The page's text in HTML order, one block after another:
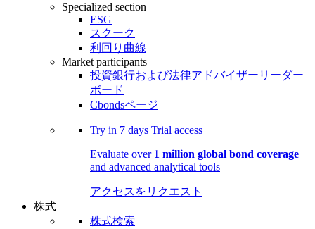
Specialized section
ESG
スクーク
利回り曲線
Market participants
投資銀行および法律アドバイザーリーダー
ボード
Cbondsページ
Try in 7 days Trial access
Evaluate over 1 million global bond coverage
and advanced analytical tools
アクセスをリクエスト
株式
株式検索